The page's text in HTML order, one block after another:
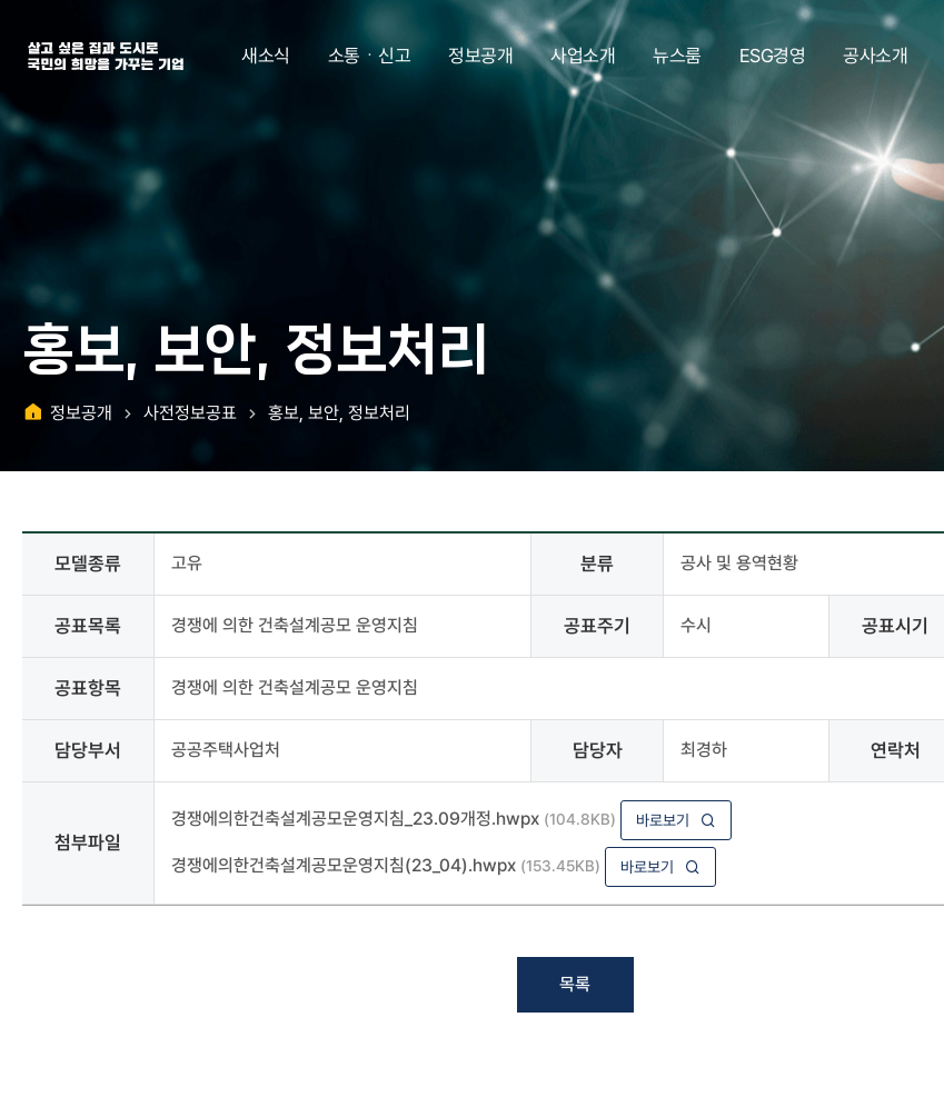
살고 싶은 집과 도시로 국민의 희망을 가꾸는 기업 | 한국토지주택공사새소식 소통ㆍ신고 정보공개 사업소개 뉴스룸 ESG경영 공사소개
홍보, 보안, 정보처리
정보공개 사전정보공표 홍보, 보안, 정보처리
-
모델종류,
공표주기,
공표시기,
공표항목,
담당부서,
담당자,
첨부파일
모델종류 고유 분류 공사 및 용역현황
공표목록 경쟁에 의한 건축설계공모 운영지침 공표주기 수시 공표시기
공표항목 경쟁에 의한 건축설계공모 운영지침
담당부서 공공주택사업처 담당자 최경하 연락처
첨부파일
경쟁에의한건축설계공모운영지침_23.09개정.hwpx (104.8KB) 바로보기
경쟁에의한건축설계공모운영지침(23_04).hwpx (153.45KB) 바로보기
목록